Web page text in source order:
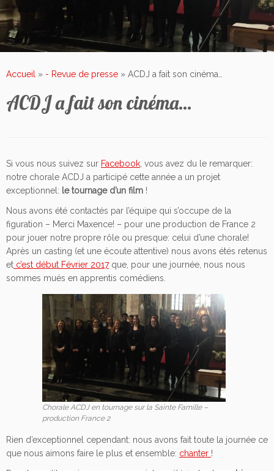
Accueil » - Revue de presse » ACDJ a fait son cinéma…
ACDJ a fait son cinéma…
Si vous nous suivez sur Facebook , vous avez du le remarquer:
notre chorale ACDJ a participé cette année a un projet
exceptionnel: le tournage d’un film !
Nous avons été contactés par l’équipe qui s’occupe de la
figuration – Merci Maxence! – pour une production de France 2
pour jouer notre propre rôle ou presque: celui d’une chorale!
Après un casting (et une écoute attentive) nous avons étés retenus
et c’est début Février 2017que, pour une journée, nous nous
sommes mués en apprentis comédiens.
Chorale ACDJ en tournage sur la Sainte Famille –
production France 2
Rien d’exceptionnel cependant: nous avons fait toute la journée ce
que nous aimons faire le plus et ensemble: chanter !